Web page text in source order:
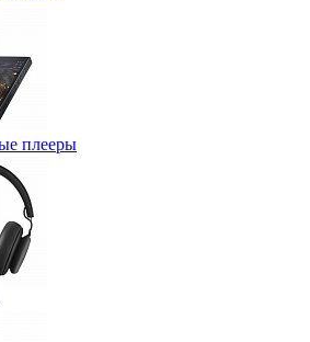
плееры